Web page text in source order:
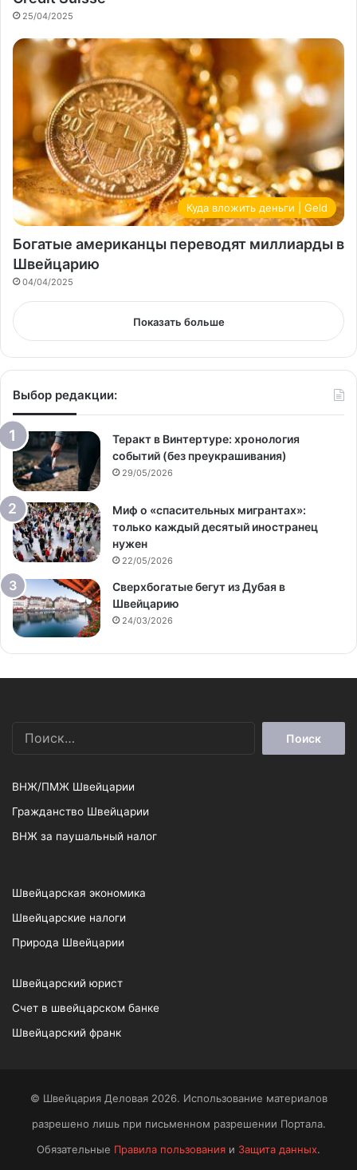
25/04/2025
Куда вложить деньги | Geld
Богатые американцы переводят миллиарды в
Швейцарию
04/04/2025
Показать больше
Выбор редакции:
Теракт в Винтертуре: хронология
событий (без преукрашивания)
29/05/2026
Миф о «спасительных мигрантах»:
только каждый десятый иностранец
нужен
22/05/2026
Сверхбогатые бегут из Дубая в
Швейцарию
24/03/2026
ВНЖ/ПМЖ Швейцарии
Гражданство Швейцарии
ВНЖ за паушальный налог
Швейцарская экономика
Швейцарские налоги
Природа Швейцарии
Швейцарский юрист
Счет в швейцарском банке
Швейцарский франк
© Швейцария Деловая 2026. Использование материалов
разрешено лишь при письменном разрешении Портала.
Обязательные Правила пользования и Защита данных.